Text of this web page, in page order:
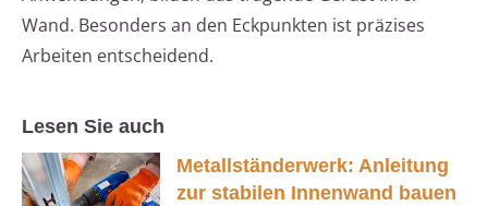
Wand. Besonders an den Eckpunkten ist präzises
Arbeiten entscheidend.
Lesen Sie auch
Metallständerwerk: Anleitung
zur stabilen Innenwand bauen